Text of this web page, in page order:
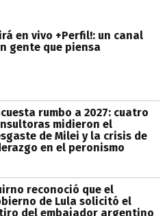
en vivo +Perfil!: un canal
gente que piensa
rumbo a 2027: cuatro
midieron el
de Milei y la crisis de
en el peronismo
reconoció que el
de Lula solicitó el
del embajador argentino